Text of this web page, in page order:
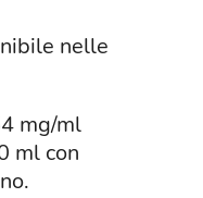
nelle
mg/ml
ml con